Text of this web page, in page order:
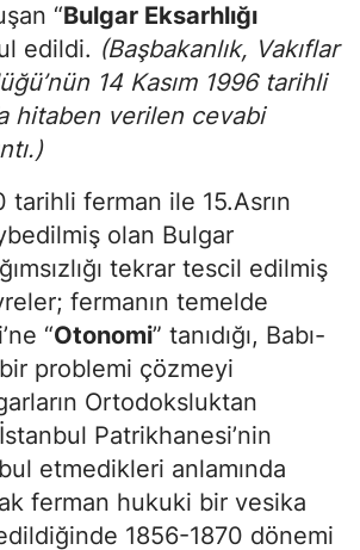
“Bulgar Eksarhlığı
edildi. (Başbakanlık, Vakıflar
14 Kasım 1996 tarihli
hitaben verilen cevabi
tarihli ferman ile 15.Asrın
olan Bulgar
tekrar tescil edilmiş
fermanın temelde
“Otonomi” tanıdığı, Babı-
problemi çözmeyi
Ortodoksluktan
Patrikhanesi’nin
etmedikleri anlamında
ferman hukuki bir vesika
1856-1870 dönemi